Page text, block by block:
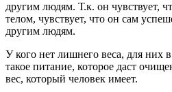
другим людям. Т.к. он чувствует,
телом, чувствует, что он сам
другим людям.
У кого нет лишнего веса, для них
такое питание, которое даст
вес, который человек имеет.